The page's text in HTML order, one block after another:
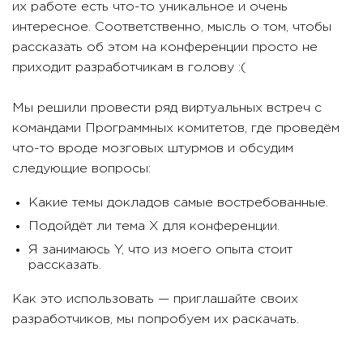
их работе есть что-то уникальное и очень
интересное. Соответственно, мысль о том, чтобы
рассказать об этом на конференции просто не
приходит разработчикам в голову :(
Мы решили провести ряд виртуальных встреч с
командами Программных комитетов, где проведём
что-то вроде мозговых штурмов и обсудим
следующие вопросы:
Какие темы докладов самые востребованные.
Подойдёт ли тема Х для конференции.
Я занимаюсь Y, что из моего опыта стоит
рассказать.
Как это использовать — приглашайте своих
разработчиков, мы попробуем их раскачать.